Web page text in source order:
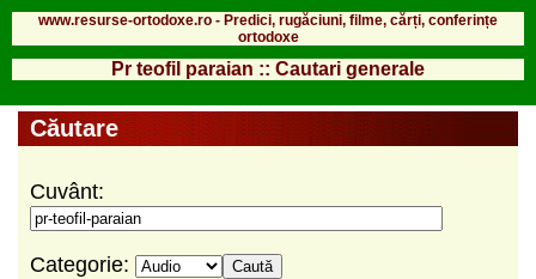
www.resurse-ortodoxe.ro - Predici, rugăciuni, filme, cărți, conferințe
ortodoxe
Pr teofil paraian :: Cautari generale
Căutare
Cuvânt:
Categorie: